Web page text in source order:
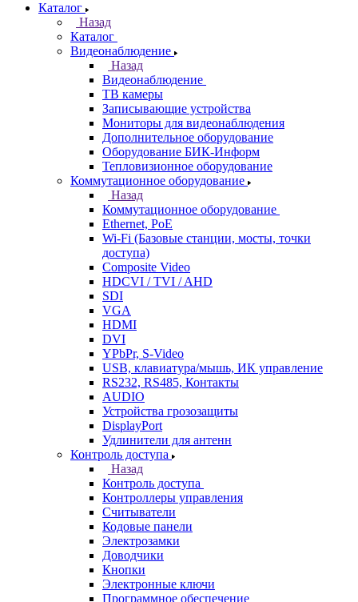
Каталог
Назад
Каталог
Видеонаблюдение
Назад
Видеонаблюдение
ТВ камеры
Записывающие устройства
Мониторы для видеонаблюдения
Дополнительное оборудование
Оборудование БИК-Информ
Тепловизионное оборудование
Коммутационное оборудование
Назад
Коммутационное оборудование
Ethernet, PoE
Wi-Fi (Базовые станции, мосты, точки
доступа)
Composite Video
HDCVI / TVI / AHD
SDI
VGA
HDMI
DVI
YPbPr, S-Video
USB, клавиатура/мышь, ИК управление
RS232, RS485, Контакты
AUDIO
Устройства грозозащиты
DisplayPort
Удлинители для антенн
Контроль доступа
Назад
Контроль доступа
Контроллеры управления
Считыватели
Кодовые панели
Электрозамки
Доводчики
Кнопки
Электронные ключи
Программное обеспечение